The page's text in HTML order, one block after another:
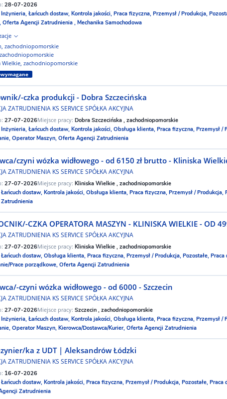
28-07-2026
Inżynieria, Łańcuch dostaw, Kontrola jakości, Praca fizyczna, Przemysł / Produkcja,
Oferta Agencji Zatrudnienia , Mechanika Samochodowa
zachodniopomorskie
Wielkie, zachodniopomorskie
czka produkcji - Dobra Szczecińska
ZATRUDNIENIA KS SERVICE SPÓŁKA AKCYJNA
27-07-2026Miejsce pracy: Dobra Szczecińska , zachodniopomorskie
Inżynieria, Łańcuch dostaw, Kontrola jakości, Obsługa klienta, Praca fizyczna, Przemysł /
Operator Maszyn, Oferta Agencji Zatrudnienia
czyni wózka widłowego - od 6150 zł brutto - Kliniska
ZATRUDNIENIA KS SERVICE SPÓŁKA AKCYJNA
27-07-2026Miejsce pracy: Kliniska Wielkie , zachodniopomorskie
Łańcuch dostaw, Kontrola jakości, Obsługa klienta, Praca fizyczna, Przemysł / Produkcja,
CZKA OPERATORA MASZYN - KLINISKA WIELKIE - OD
ZATRUDNIENIA KS SERVICE SPÓŁKA AKCYJNA
27-07-2026Miejsce pracy: Kliniska Wielkie , zachodniopomorskie
Łańcuch dostaw, Obsługa klienta, Praca fizyczna, Przemysł / Produkcja, Pozostałe, Praca
Prace porządkowe, Oferta Agencji Zatrudnienia
czyni wózka widłowego - od 6000 - Szczecin
ZATRUDNIENIA KS SERVICE SPÓŁKA AKCYJNA
27-07-2026Miejsce pracy: Szczecin , zachodniopomorskie
Inżynieria, Łańcuch dostaw, Kontrola jakości, Obsługa klienta, Praca fizyczna, Przemysł /
Operator Maszyn, Kierowca/Dostawca/Kurier, Oferta Agencji Zatrudnienia
ka z UDT | Aleksandrów Łódzki
ZATRUDNIENIA KS SERVICE SPÓŁKA AKCYJNA
16-07-2026
Łańcuch dostaw, Kontrola jakości, Praca fizyczna, Przemysł / Produkcja, Pozostałe, Praca
Zatrudnienia